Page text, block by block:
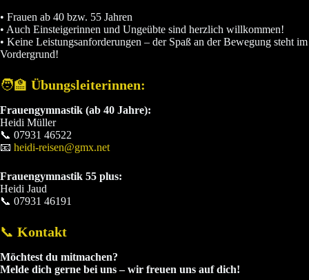
• Frauen ab 40 bzw. 55 Jahren
• Auch Einsteigerinnen und Ungeübte sind herzlich willkommen!
• Keine Leistungsanforderungen – der Spaß an der Bewegung steht im
Vordergrund!
🧑‍🏫 Übungsleiterinnen:
Frauengymnastik (ab 40 Jahre):
Heidi Müller
📞 07931 46522
📧 heidi-reisen@gmx.net
Frauengymnastik 55 plus:
Heidi Jaud
📞 07931 46191
📞 Kontakt
Möchtest du mitmachen?
Melde dich gerne bei uns – wir freuen uns auf dich!